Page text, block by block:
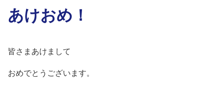
あけおめ！
皆さまあけまして
おめでとうございます。